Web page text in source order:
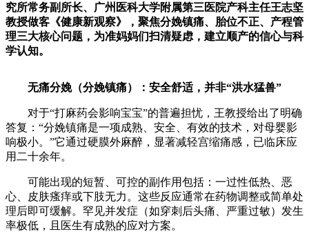
财经 教育 乡村振兴 生态环境 一带一路 央博
大国智造 大国展会 大国保险 云顶对话 云起
CCTV.节目官网 直播 节目单 栏目 片库 热播榜
究所常务副所长、广州医科大学附属第三医院产科主任王志坚
教授做客《健康新观察》，聚焦分娩镇痛、胎位不正、产程管
理三大核心问题，为准妈妈们扫清疑虑，建立顺产的信心与科
学认知。
无痛分娩（分娩镇痛）：安全舒适，并非“洪水猛兽”
对于“打麻药会影响宝宝”的普遍担忧，王教授给出了明确
答复：“分娩镇痛是一项成熟、安全、有效的技术，对母婴影
响极小。”它通过硬膜外麻醉，显著减轻宫缩痛感，已临床应
用二十余年。
可能出现的短暂、可控的副作用包括：一过性低热、恶
心、皮肤瘙痒或下肢无力。这些反应通常在药物调整或简单处
理后即可缓解。罕见并发症（如穿刺后头痛、严重过敏）发生
率极低，且医生有成熟的应对方案。